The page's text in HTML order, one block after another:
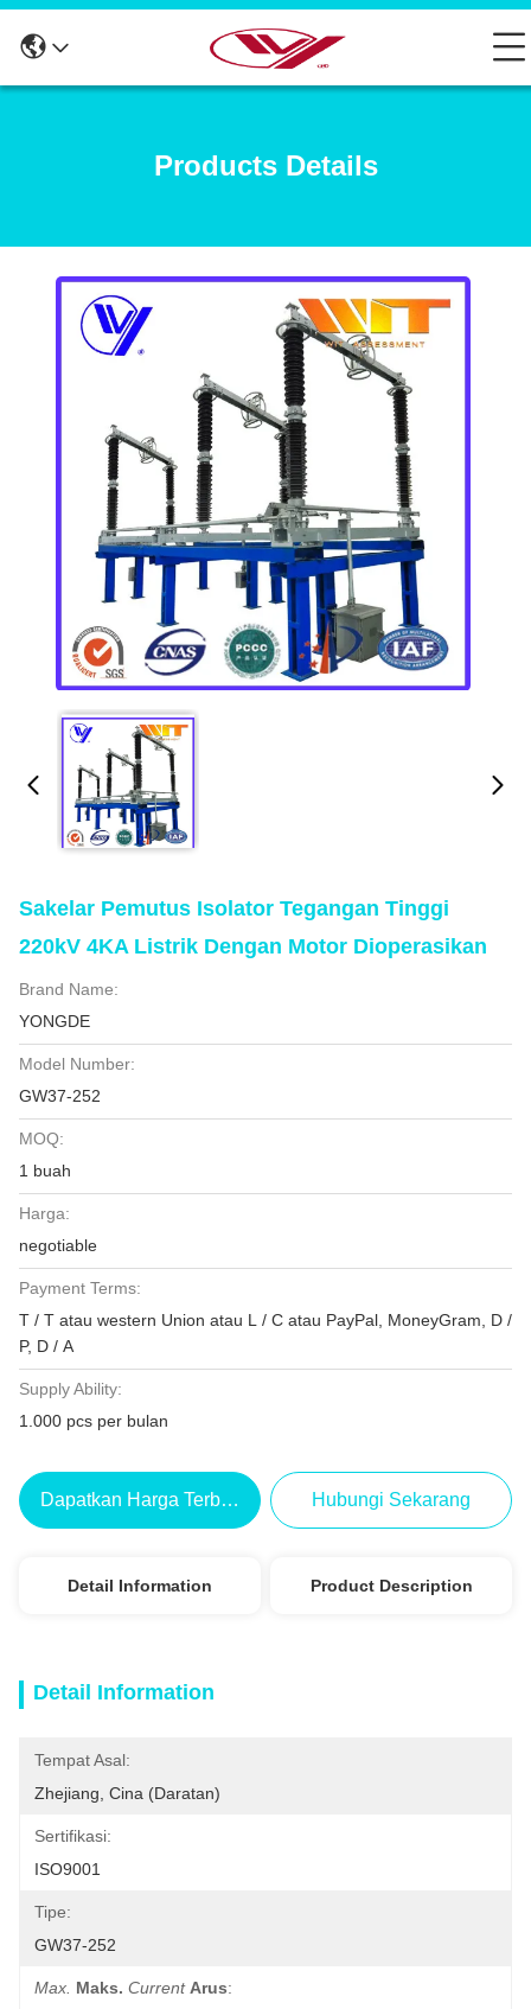
Products Details
Sakelar Pemutus Isolator Tegangan Tinggi
220kV 4KA Listrik Dengan Motor Dioperasikan
Brand Name:
YONGDE
Model Number:
GW37-252
MOQ:
1 buah
Harga:
negotiable
Payment Terms:
T / T atau western Union atau L / C atau PayPal, MoneyGram, D /
P, D / A
Supply Ability:
1.000 pcs per bulan
Dapatkan Harga Terbaik Hubungi Sekarang
Detail Information Product Description
Detail Information
Tempat Asal:
Zhejiang, Cina (daratan)
Sertifikasi:
ISO9001
Tipe:
GW37-252
Max. Maks. Current Arus: